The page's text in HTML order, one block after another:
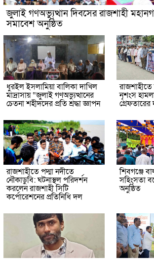
জুলাই গণঅভ্যুত্থান দিবসের রাজশাহী
সমাবেশ অনুষ্ঠিত
ধুরইল ইসলামিয়া বালিকা দাখিল
মাদ্রাসায় “জুলাই গণঅভ্যুত্থানের
চেতনা শহীদদের প্রতি শ্রদ্ধা জ্ঞাপন
নৃশংস
গ্রেফতারের
রাজশাহীতে পদ্মা নদীতে
নৌকাডুবি: ঘটনাস্থল পরিদর্শন
করলেন রাজশাহী সিটি
কর্পোরেশনের প্রতিনিধি দল
শিবগঞ্জে
সহিংসতা
অনুষ্ঠিত